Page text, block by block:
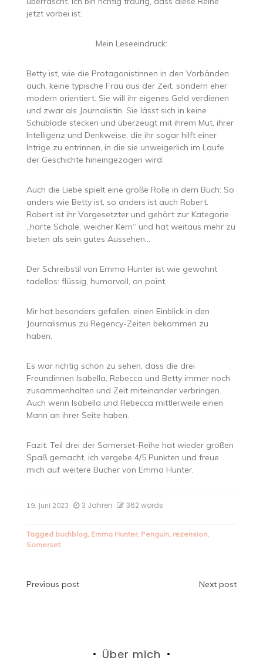
jetzt vorbei ist.
Mein Leseeindruck:
Betty ist, wie die Protagonistinnen in den Vorbänden
auch, keine typische Frau aus der Zeit, sondern eher
modern orientiert. Sie will ihr eigenes Geld verdienen
und zwar als Journalistin. Sie lässt sich in keine
Schublade stecken und überzeugt mit ihrem Mut, ihrer
Intelligenz und Denkweise, die ihr sogar hilft einer
Intrige zu entrinnen, in die sie unweigerlich im Laufe
der Geschichte hineingezogen wird.
Auch die Liebe spielt eine große Rolle in dem Buch: So
anders wie Betty ist, so anders ist auch Robert.
Robert ist ihr Vorgesetzter und gehört zur Kategorie
„harte Schale, weicher Kern“ und hat weitaus mehr zu
bieten als sein gutes Aussehen…
Der Schreibstil von Emma Hunter ist wie gewohnt
tadellos: flüssig, humorvoll, on point.
Mir hat besonders gefallen, einen Einblick in den
Journalismus zu Regency-Zeiten bekommen zu
haben.
Es war richtig schön zu sehen, dass die drei
Freundinnen Isabella, Rebecca und Betty immer noch
zusammenhalten und Zeit miteinander verbringen.
Auch wenn Isabella und Rebecca mittlerweile einen
Mann an ihrer Seite haben.
Fazit: Teil drei der Somerset-Reihe hat wieder großen
Spaß gemacht, ich vergebe 4/5 Punkten und freue
mich auf weitere Bücher von Emma Hunter.
19. Juni 2023 3 Jahren 362 words
Tagged buchblog, Emma Hunter, Penguin, rezension,
Somerset
Beitragsnavigation
Previous post Next post
Über mich